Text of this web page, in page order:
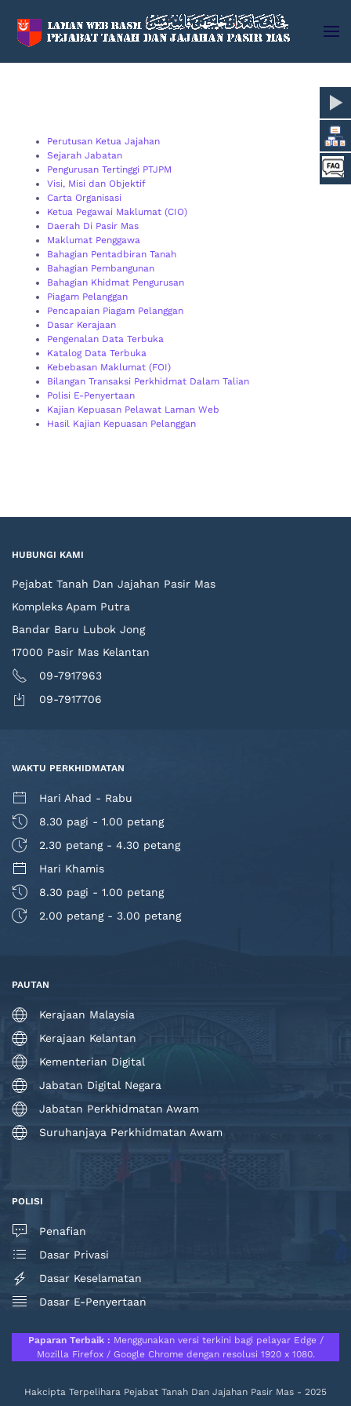
Skip to main content
Perutusan Ketua Jajahan
Sejarah Jabatan
Pengurusan Tertinggi PTJPM
Visi, Misi dan Objektif
Carta Organisasi
Ketua Pegawai Maklumat (CIO)
Daerah Di Pasir Mas
Maklumat Penggawa
Bahagian Pentadbiran Tanah
Bahagian Pembangunan
Bahagian Khidmat Pengurusan
Piagam Pelanggan
Pencapaian Piagam Pelanggan
Dasar Kerajaan
Pengenalan Data Terbuka
Katalog Data Terbuka
Kebebasan Maklumat (FOI)
Bilangan Transaksi Perkhidmat Dalam Talian
Polisi E-Penyertaan
Kajian Kepuasan Pelawat Laman Web
Hasil Kajian Kepuasan Pelanggan
HUBUNGI KAMI
Pejabat Tanah Dan Jajahan Pasir Mas
Kompleks Apam Putra
Bandar Baru Lubok Jong
17000 Pasir Mas Kelantan
09-7917963
09-7917706
WAKTU PERKHIDMATAN
Hari Ahad - Rabu
8.30 pagi - 1.00 petang
2.30 petang - 4.30 petang
Hari Khamis
8.30 pagi - 1.00 petang
2.00 petang - 3.00 petang
PAUTAN
Kerajaan Malaysia
Kerajaan Kelantan
Kementerian Digital
Jabatan Digital Negara
Jabatan Perkhidmatan Awam
Suruhanjaya Perkhidmatan Awam
POLISI
Penafian
Dasar Privasi
Dasar Keselamatan
Dasar E-Penyertaan
Paparan Terbaik : Menggunakan versi terkini bagi pelayar Edge /
Mozilla Firefox / Google Chrome dengan resolusi 1920 x 1080.
Hakcipta Terpelihara Pejabat Tanah Dan Jajahan Pasir Mas - 2025